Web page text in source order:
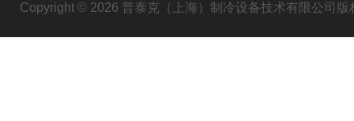
Copyright © 2026 普泰克（上海）制冷设备技术有限公司版